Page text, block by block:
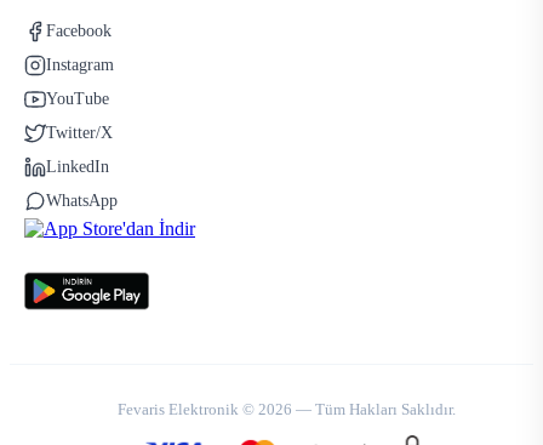
Facebook
Instagram
YouTube
Twitter/X
LinkedIn
WhatsApp
Fevaris Elektronik © 2026 — Tüm Hakları Saklıdır.